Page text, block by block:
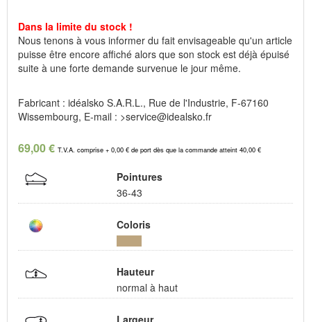
Dans la limite du stock !
Nous tenons à vous informer du fait envisageable qu'un article
puisse être encore affiché alors que son stock est déjà épuisé
suite à une forte demande survenue le jour même.
Fabricant : idéalsko S.A.R.L., Rue de l'Industrie, F-67160
Wissembourg, E-mail : >service@idealsko.fr
69,00 € T.V.A. comprise + 0,00 € de port dès que la commande atteint 40,00 €
Pointures
36-43
Coloris
Hauteur
normal à haut
Largeur